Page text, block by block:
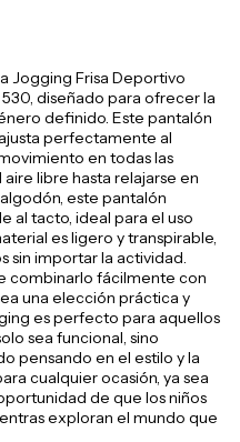
Jogging Frisa Deportivo
diseñado para ofrecer la
definido. Este pantalón
perfectamente al
en todas las
libre hasta relajarse en
este pantalón
al tacto, ideal para el uso
es ligero y transpirable,
sin importar la actividad.
combinarlo fácilmente con
una elección práctica y
es perfecto para aquellos
sea funcional, sino
pensando en el estilo y la
cualquier ocasión, ya sea
de que los niños
exploran el mundo que